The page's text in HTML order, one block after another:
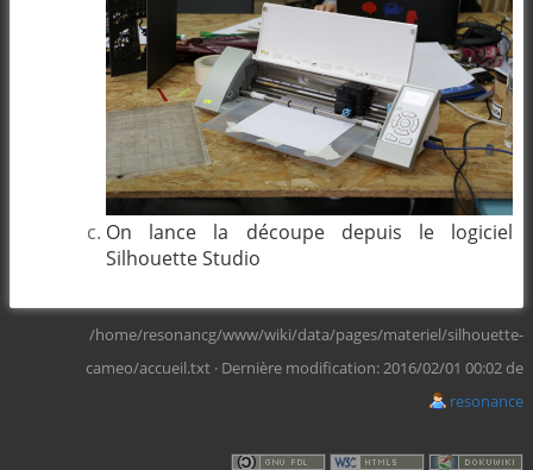
On lance la découpe depuis le logiciel
Silhouette Studio
/home/resonancg/www/wiki/data/pages/materiel/silhouette-
cameo/accueil.txt · Dernière modification: 2016/02/01 00:02 de
resonance